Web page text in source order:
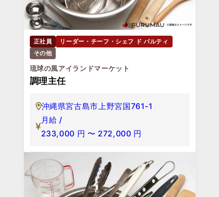
正社員
リーダー・チーフ・シェフ ド パルティ
その他
琉球の風アイランドマーケット
調理主任
沖縄県宮古島市上野宮国761-1
月給 /
233,000 円 〜 272,000 円